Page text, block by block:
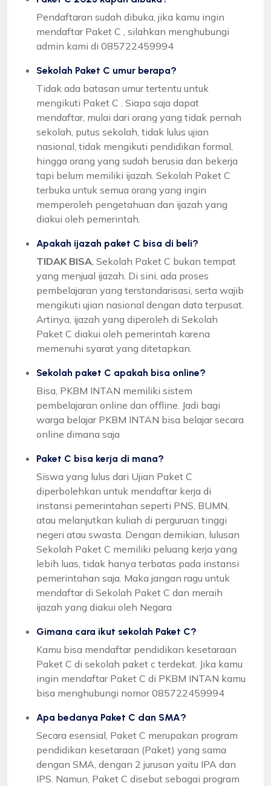
Pendaftaran sudah dibuka, jika kamu ingin
mendaftar Paket C , silahkan menghubungi
admin kami di 085722459994
Sekolah Paket C umur berapa?
Tidak ada batasan umur tertentu untuk
mengikuti Paket C . Siapa saja dapat
mendaftar, mulai dari orang yang tidak pernah
sekolah, putus sekolah, tidak lulus ujian
nasional, tidak mengikuti pendidikan formal,
hingga orang yang sudah berusia dan bekerja
tapi belum memiliki ijazah. Sekolah Paket C
terbuka untuk semua orang yang ingin
memperoleh pengetahuan dan ijazah yang
diakui oleh pemerintah.
Apakah ijazah paket C bisa di beli?
TIDAK BISA , Sekolah Paket C bukan tempat
yang menjual ijazah. Di sini, ada proses
pembelajaran yang terstandarisasi, serta wajib
mengikuti ujian nasional dengan data terpusat.
Artinya, ijazah yang diperoleh di Sekolah
Paket C diakui oleh pemerintah karena
memenuhi syarat yang ditetapkan.
Sekolah paket C apakah bisa online?
Bisa, PKBM INTAN memiliki sistem
pembelajaran online dan offline. Jadi bagi
warga belajar PKBM INTAN bisa belajar secara
online dimana saja
Paket C bisa kerja di mana?
Siswa yang lulus dari Ujian Paket C
diperbolehkan untuk mendaftar kerja di
instansi pemerintahan seperti PNS, BUMN,
atau melanjutkan kuliah di perguruan tinggi
negeri atau swasta. Dengan demikian, lulusan
Sekolah Paket C memiliki peluang kerja yang
lebih luas, tidak hanya terbatas pada instansi
pemerintahan saja. Maka jangan ragu untuk
mendaftar di Sekolah Paket C dan meraih
ijazah yang diakui oleh Negara
Gimana cara ikut sekolah Paket C?
Kamu bisa mendaftar pendidikan kesetaraan
Paket C di sekolah paket c terdekat. Jika kamu
ingin mendaftar Paket C di PKBM INTAN kamu
bisa menghubungi nomor 085722459994
Apa bedanya Paket C dan SMA?
Secara esensial, Paket C merupakan program
pendidikan kesetaraan (Paket) yang sama
dengan SMA, dengan 2 jurusan yaitu IPA dan
IPS. Namun, Paket C disebut sebagai program